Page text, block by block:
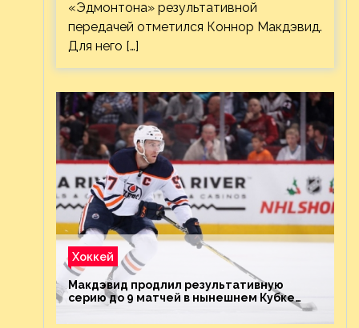
«Эдмонтона» результативной
передачей отметился Коннор Макдэвид.
Для него […]
Хоккей
Макдэвид продлил результативную
серию до 9 матчей в нынешнем Кубке